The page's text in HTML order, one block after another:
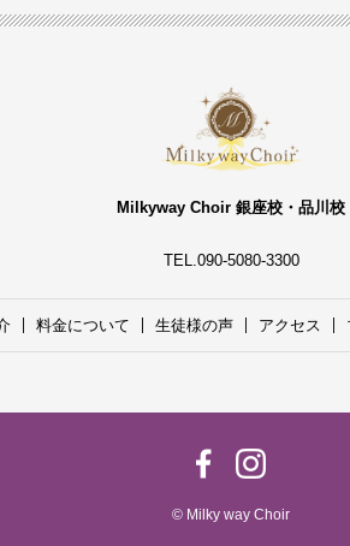
Milkyway Choir 銀座校・品川校
TEL.090-5080-3300
料金について 生徒様の声 アクセス
© Milky way Choir